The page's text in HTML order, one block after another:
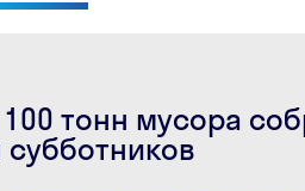
тонн мусора